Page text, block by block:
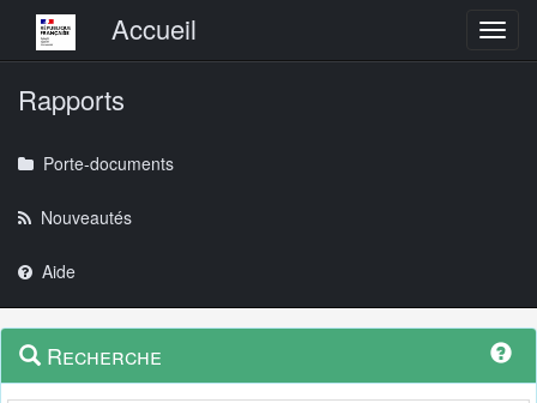
Menu principalAccueil
Rapports
Porte-documents
Nouveautés
Aide
Navigation
outils
Menu
contextuel
Recherche